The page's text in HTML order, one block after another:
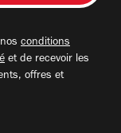
conditions
et de recevoir les
offres et